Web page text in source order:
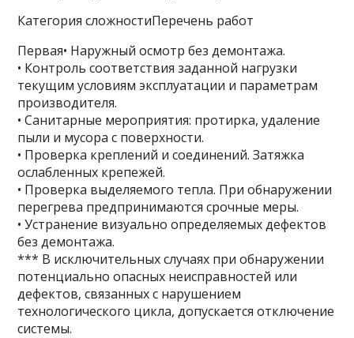
Категория сложностиПеречень работ
Первая• Наружный осмотр без демонтажа.
• Контроль соответствия заданной нагрузки
текущим условиям эксплуатации и параметрам
производителя.
• Санитарные мероприятия: протирка, удаление
пыли и мусора с поверхности.
• Проверка креплений и соединений. Затяжка
ослабленных крепежей.
• Проверка выделяемого тепла. При обнаружении
перегрева предпринимаются срочные меры.
• Устранение визуально определяемых дефектов
без демонтажа.
*** В исключительных случаях при обнаружении
потенциально опасных неисправностей или
дефектов, связанных с нарушением
технологического цикла, допускается отключение
системы.